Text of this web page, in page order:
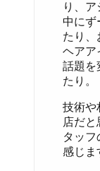
り、
中にず
たり、
ヘアア
話題を
たり。
技術や
店だと
タッフ
感じま